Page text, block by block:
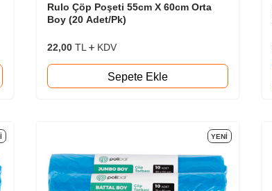
Rulo Çöp Poşeti 55cm X 60cm Orta
Boy (20 Adet/Pk)
22,00TL KDV
Sepete Ekle
YENI